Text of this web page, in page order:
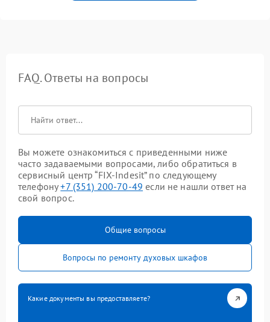
FAQ. Ответы на вопросы
Вы можете ознакомиться с приведенными ниже
часто задаваемыми вопросами, либо обратиться в
сервисный центр “FIX-Indesit” по следующему
телефону+7 (351) 200-70-49 если не нашли ответ на
свой вопрос.
Общие вопросы
Вопросы по ремонту духовых шкафов
Какие документы вы предоставляете?